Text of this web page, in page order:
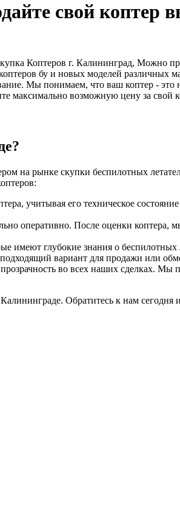
свой коптер
Коптеров г. Калининград, Можно
бу и новых моделей различных
Мы понимаем, что ваш коптер - это
максимально возможную цену за свой
на рынке скупки беспилотных
учитывая его техническое
оперативно. После оценки коптера,
имеют глубокие знания о
вариант для продажи или
во всех наших сделках.
Обратитесь к нам сегодня